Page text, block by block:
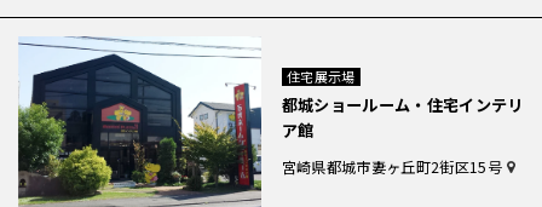
住宅展示場
都城ショールーム・住宅インテリ
ア館
宮崎県都城市妻ヶ丘町2街区15号